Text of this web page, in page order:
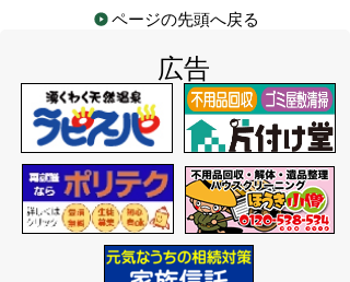
ページの先頭へ戻る
広告